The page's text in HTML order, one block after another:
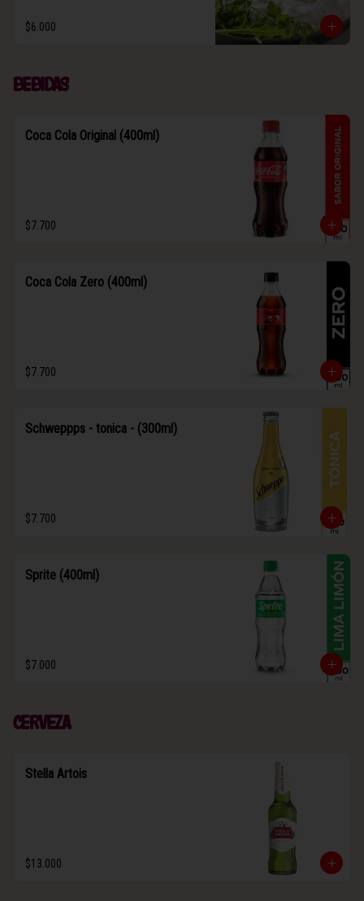
$6.000
Bebidas
Coca Cola Original (400ml)
$7.700
Coca Cola Zero (400ml)
$7.700
Schweppps - tonica - (300ml)
$7.700
Sprite (400ml)
$7.000
Cerveza
Stella Artois
$13.000